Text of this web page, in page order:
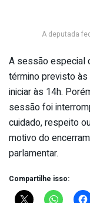
A deputada
A sessão especial
término previsto
iniciar às 14h.
sessão foi
cuidado, respeito
motivo do
parlamentar.
Compartilhe isso: